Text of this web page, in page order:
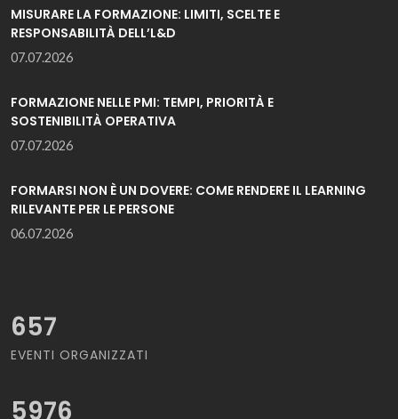
MISURARE LA FORMAZIONE: LIMITI, SCELTE E
RESPONSABILITÀ DELL’L&D
07.07.2026
FORMAZIONE NELLE PMI: TEMPI, PRIORITÀ E
SOSTENIBILITÀ OPERATIVA
07.07.2026
FORMARSI NON È UN DOVERE: COME RENDERE IL LEARNING
RILEVANTE PER LE PERSONE
06.07.2026
657
EVENTI ORGANIZZATI
5976